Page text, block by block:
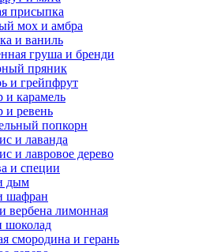
присыпка
мох и амбра
и ваниль
груша и бренди
пряник
и грейпфрут
карамель
ревень
попкорн
и лаванда
и лавровое дерево
и специи
дым
шафран
вербена лимонная
шоколад
смородина и герань